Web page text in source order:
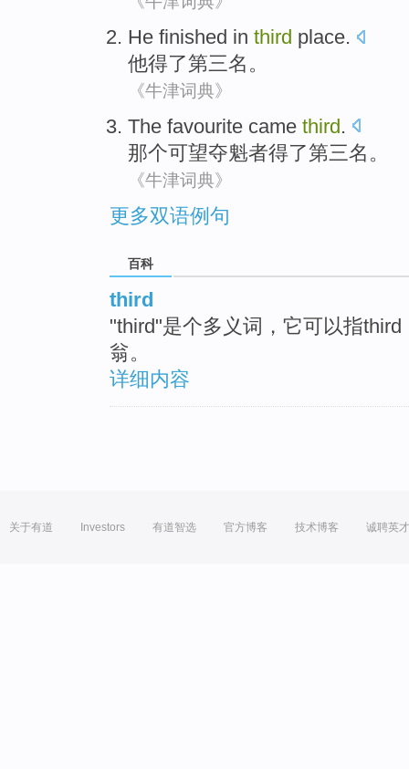
He finished in third place.
他得了第三名 。
《牛津词典》
The favourite came third.
那个可望夺魁者得了第三名 。
《牛津词典》
更多双语例句
百科
third
"third"是个多义词，它可以指
翁。
详细内容
关于有道 Investors 有道智选 官方博客 技术博客 诚聘英才